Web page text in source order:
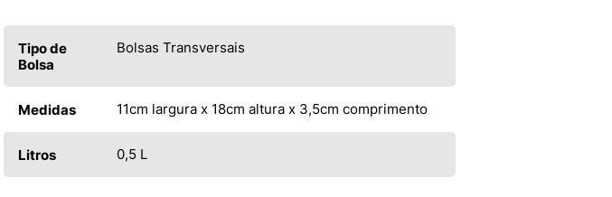
Tipo de
Bolsa
Bolsas Transversais
Medidas 11cm largura x 18cm altura x 3,5cm comprimento
Litros 0,5 L